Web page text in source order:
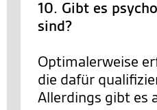
10. Gibt es
sind?
Optimalerweise
die dafür
Allerdings gibt es